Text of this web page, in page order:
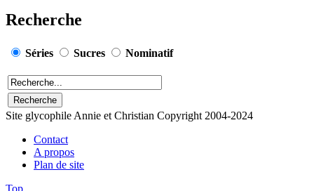
Recherche
Séries Sucres Nominatif
Site glycophile Annie et Christian Copyright 2004-2024
Contact
A propos
Plan de site
Top